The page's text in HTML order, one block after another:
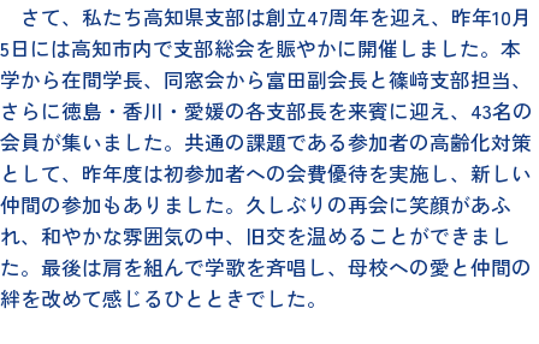
さて、私たち高知県支部は創立47周年を迎え、昨年10月
5日には高知市内で支部総会を賑やかに開催しました。本
学から在間学長、同窓会から富田副会長と篠﨑支部担当、
さらに徳島・香川・愛媛の各支部長を来賓に迎え、43名の
会員が集いました。共通の課題である参加者の高齢化対策
として、昨年度は初参加者への会費優待を実施し、新しい
仲間の参加もありました。久しぶりの再会に笑顔があふ
れ、和やかな雰囲気の中、旧交を温めることができまし
た。最後は肩を組んで学歌を斉唱し、母校への愛と仲間の
絆を改めて感じるひとときでした。